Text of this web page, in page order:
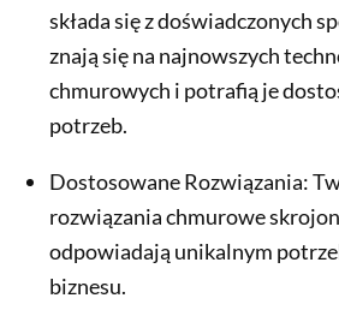
składa się z doświadczonych
znają się na najnowszych
chmurowych i potrafią je
potrzeb.
Dostosowane Rozwiązania:
rozwiązania chmurowe
odpowiadają unikalnym
biznesu.